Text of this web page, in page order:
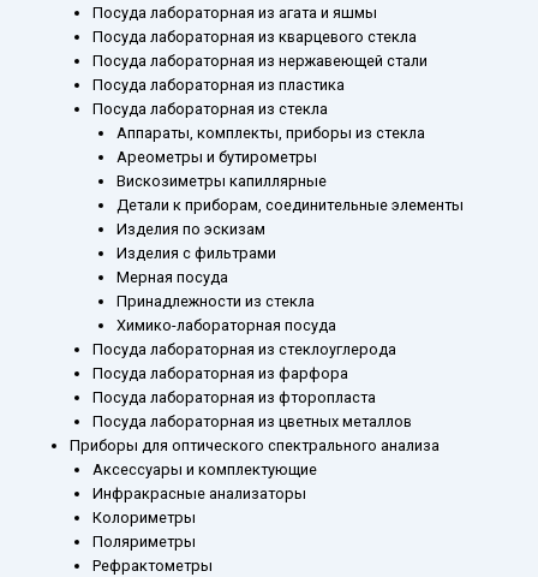
Посуда лабораторная из агата и яшмы
Посуда лабораторная из кварцевого стекла
Посуда лабораторная из нержавеющей стали
Посуда лабораторная из пластика
Посуда лабораторная из стекла
Аппараты, комплекты, приборы из стекла
Ареометры и бутирометры
Вискозиметры капиллярные
Детали к приборам, соединительные элементы
Изделия по эскизам
Изделия с фильтрами
Мерная посуда
Принадлежности из стекла
Химико-лабораторная посуда
Посуда лабораторная из стеклоуглерода
Посуда лабораторная из фарфора
Посуда лабораторная из фторопласта
Посуда лабораторная из цветных металлов
Приборы для оптического спектрального анализа
Аксессуары и комплектующие
Инфракрасные анализаторы
Колориметры
Поляриметры
Рефрактометры